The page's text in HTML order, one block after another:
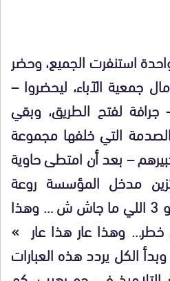
الجميع، وحضر
جمعية الآباء، ليحضروا –
لفتح الطريق، وبقي
التي خلفها مجموعة
– بعد أن امتطى حاوية
مدخل المؤسسة روعة
وجمالا – وصاح: 1 و 2 و 3 اللي ما جاش ش … وهذا
خطر… وهذا عار هذا عار »
الكل يردد هذه العبارات